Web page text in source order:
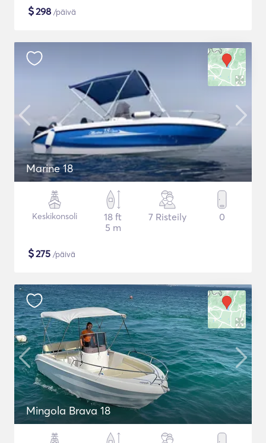
$298 /päivä
Marine 18
Keskikonsoli
18 ft
5 m
7 Risteily 0
$275 /päivä
Mingola Brava 18